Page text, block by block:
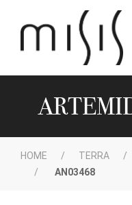
HOME TERRA
AN03468